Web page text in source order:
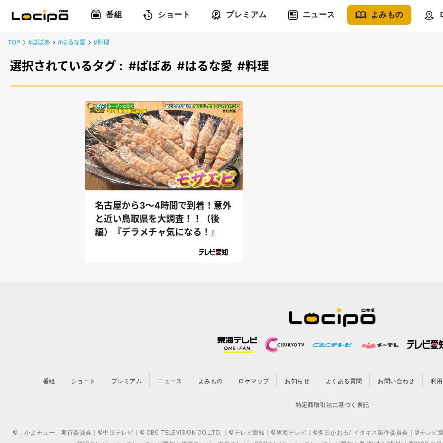
番組 ショート プレミアム ニュース よみもの
TOP #ばばあ #はるな愛 #料理
選択されているタグ : #ばばあ #はるな愛 #料理
名古屋から3～4時間で到着！意外
と近い鳥取県を大調査！！（後
編）『デラメチャ気になる！』
番組 ショート プレミアム ニュース よみもの ロケマップ お知らせ よくある質問 お問い合わせ 利
特定商取引法に基づく表記
©「かよチュー」実行委員会｜©中京テレビ｜© CBC TELEVISION CO.,LTD. ｜©テレビ愛知｜©東海テレビ｜©多田かおる/ イタキス製作委員会｜©テレビ